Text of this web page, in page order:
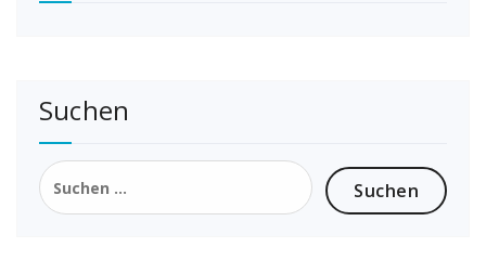
Suchen
Suchen
nach: